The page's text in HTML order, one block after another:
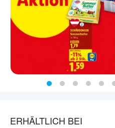
ERHÄLTLICH BEI